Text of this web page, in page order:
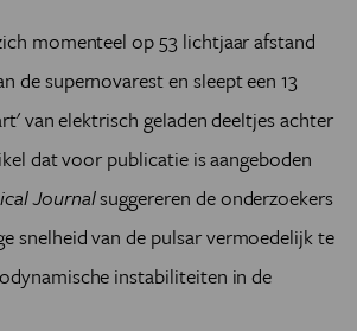
momenteel op 53 lichtjaar afstand
de supernovarest en sleept een 13
van elektrisch geladen deeltjes achter
dat voor publicatie is aangeboden
Journalsuggereren de onderzoekers
snelheid van de pulsar vermoedelijk te
instabiliteiten in de